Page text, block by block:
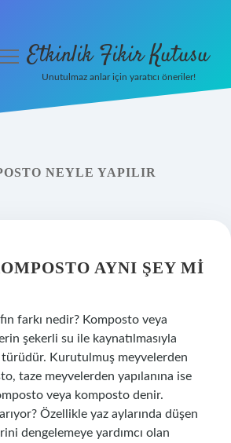
menüyüEtkinlik Fikir Kutusu
Unutulmaz anlar için yaratıcı öneriler!
NEYLE YAPILIR
AYNI ŞEY MI
farkı nedir? Komposto veya
şekerli su ile kaynatılmasıyla
türüdür. Kurutulmuş meyvelerden
taze meyvelerden yapılanına ise
veya komposto denir.
Özellikle yaz aylarında düşen
dengelemeye yardımcı olan